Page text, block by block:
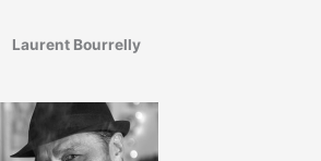
Laurent Bourrelly